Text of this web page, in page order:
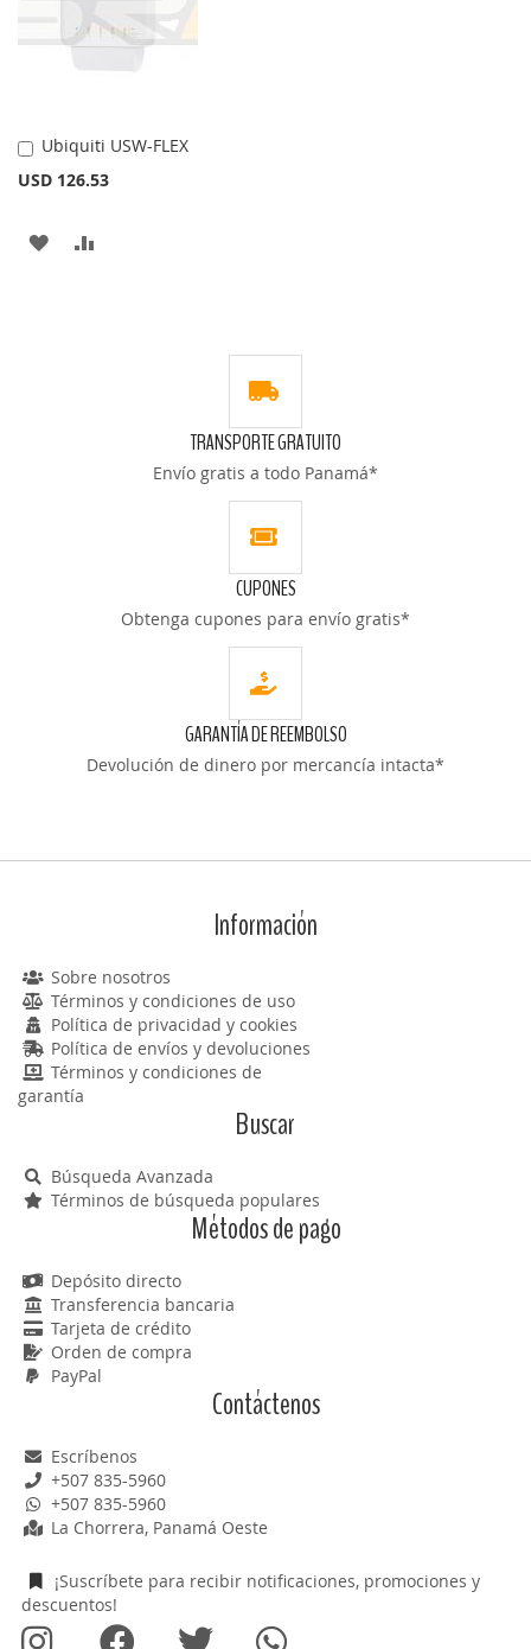
Ubiquiti USW-FLEX
USD 126.53
Añadir
al
carrito
AÑADIR
TRANSPORTE GRATUITO
Envío gratis a todo Panamá*
CUPONES
Obtenga cupones para envío gratis*
GARANTÍA DE REEMBOLSO
Devolución de dinero por mercancía intacta*
Información
Sobre nosotros
Términos y condiciones de uso
Política de privacidad y cookies
Política de envíos y devoluciones
Términos y condiciones de
garantía
Buscar
Búsqueda Avanzada
Términos de búsqueda populares
Métodos de pago
Depósito directo
Transferencia bancaria
Tarjeta de crédito
Orden de compra
PayPal
Contáctenos
Escríbenos
+507 835-5960
+507 835-5960
La Chorrera, Panamá Oeste
¡Suscríbete para recibir notificaciones, promociones y
descuentos!